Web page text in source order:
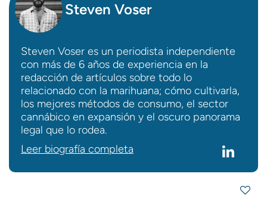
Steven Voser
Steven Voser es un periodista independiente
con más de 6 años de experiencia en la
redacción de artículos sobre todo lo
relacionado con la marihuana; cómo cultivarla,
los mejores métodos de consumo, el sector
cannábico en expansión y el oscuro panorama
legal que lo rodea.
Leer biografía completa